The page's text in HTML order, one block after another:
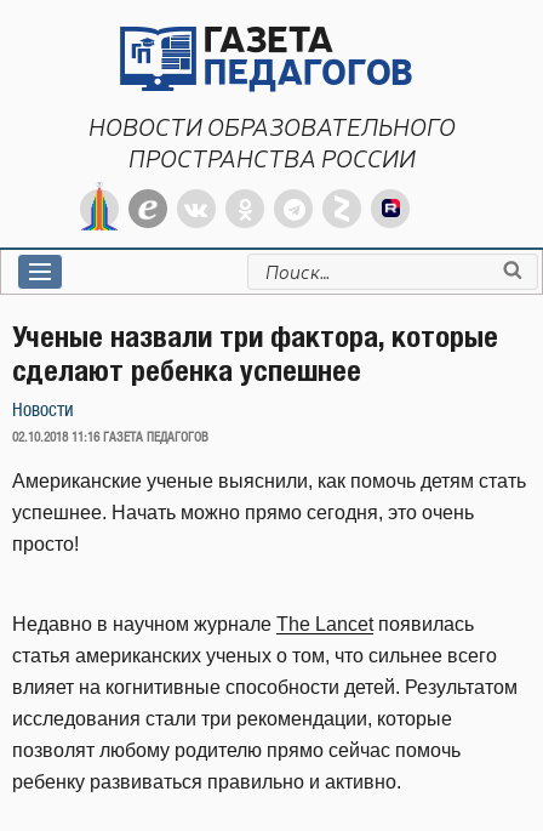
НОВОСТИ ОБРАЗОВАТЕЛЬНОГО
ПРОСТРАНСТВА РОССИИ
Искать:
Ученые назвали три фактора, которые
сделают ребенка успешнее
Новости
ОПУБЛИКОВАНО
02.10.2018 11:16 ГАЗЕТА ПЕДАГОГОВ
Американские ученые выяснили, как помочь детям стать
успешнее. Начать можно прямо сегодня, это очень
просто!
Недавно в научном журнале The Lancetпоявилась
статья американских ученых о том, что сильнее всего
влияет на когнитивные способности детей. Результатом
исследования стали три рекомендации, которые
позволят любому родителю прямо сейчас помочь
ребенку развиваться правильно и активно.